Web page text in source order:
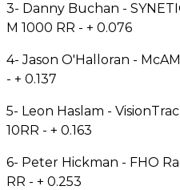
3- Danny Buchan -
M 1000 RR - + 0.076
4- Jason O'Halloran -
- + 0.137
5- Leon Haslam -
10RR - + 0.163
6- Peter Hickman - FHO
RR - + 0.253